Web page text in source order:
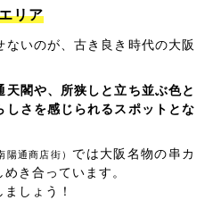
リア
いのが、古き良き時代の大阪
閣や、所狭しと立ち並ぶ色と
しさを感じられるスポットとな
陽通商店街） では大阪名物の串カ
き合っています。
しょう！